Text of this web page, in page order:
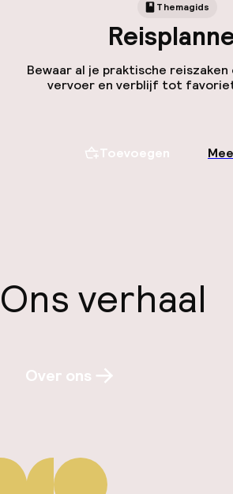
Themagids
Bewaar al je praktische reiszaken
vervoer en verblijf tot
Toevoegen
Ons verhaal
Over ons